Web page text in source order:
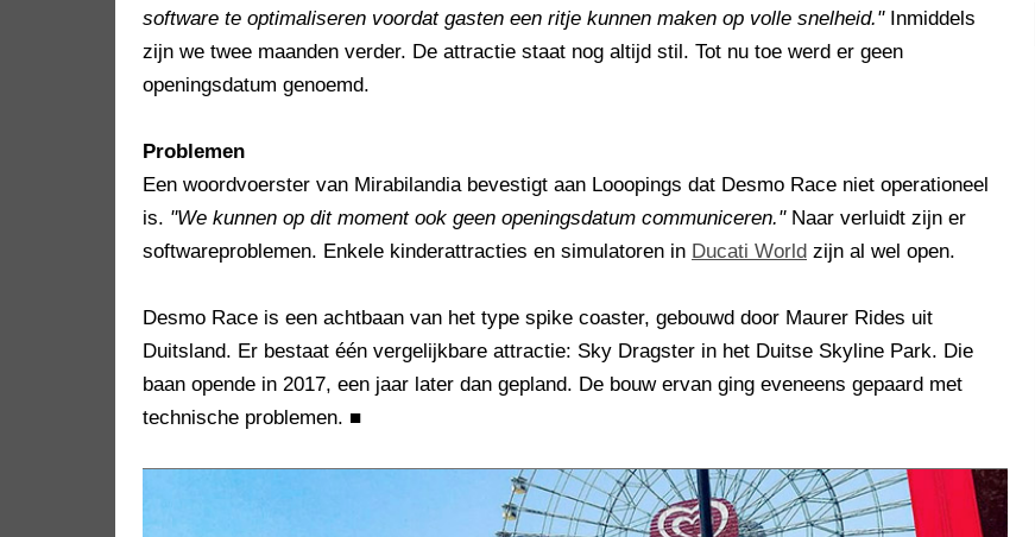
software te optimaliseren voordat gasten een ritje kunnen maken op volle snelheid."Inmiddels
zijn we twee maanden verder. De attractie staat nog altijd stil. Tot nu toe werd er geen
openingsdatum genoemd.
Problemen
Een woordvoerster van Mirabilandia bevestigt aan Looopings dat Desmo Race niet operationeel
is. "We kunnen op dit moment ook geen openingsdatum communiceren."Naar verluidt zijn er
softwareproblemen. Enkele kinderattracties en simulatoren in Ducati World zijn al wel open.
Desmo Race is een achtbaan van het type spike coaster, gebouwd door Maurer Rides uit
Duitsland. Er bestaat één vergelijkbare attractie: Sky Dragster in het Duitse Skyline Park. Die
baan opende in 2017, een jaar later dan gepland. De bouw ervan ging eveneens gepaard met
technische problemen. ■